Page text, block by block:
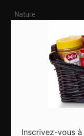
Nature
Articles
Inscrivez-vous